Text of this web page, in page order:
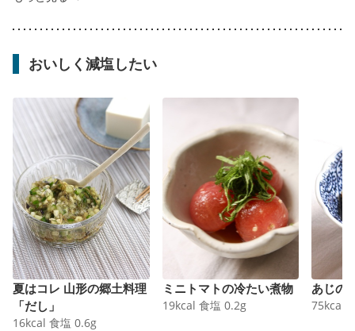
おいしく減塩したい
夏はコレ 山形の郷土料理
「だし」
16kcal 食塩 0.6g
ミニトマトの冷たい煮物
19kcal 食塩 0.2g
あじの
75kcal